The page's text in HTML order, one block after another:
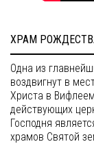
ХРАМ
Одна из
воздвигнут в
Христа в
действующих
Господня
храмов Святой